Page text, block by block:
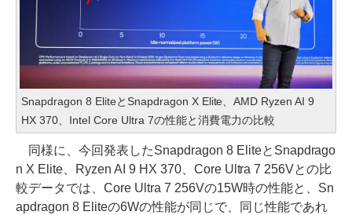
Snapdragon 8 EliteとSnapdragon X Elite、AMD Ryzen AI 9
HX 370、Intel Core Ultra 7の性能と消費電力の比較
同様に、今回発表したSnapdragon 8 EliteとSnapdrago
n X Elite、Ryzen AI 9 HX 370、Core Ultra 7 256Vとの比
較データでは、Core Ultra 7 256Vの15W時の性能と、Sn
apdragon 8 Eliteの6Wの性能が同じで、同じ性能であれ